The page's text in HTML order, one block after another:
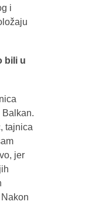
i
bili u
tajnica
jer